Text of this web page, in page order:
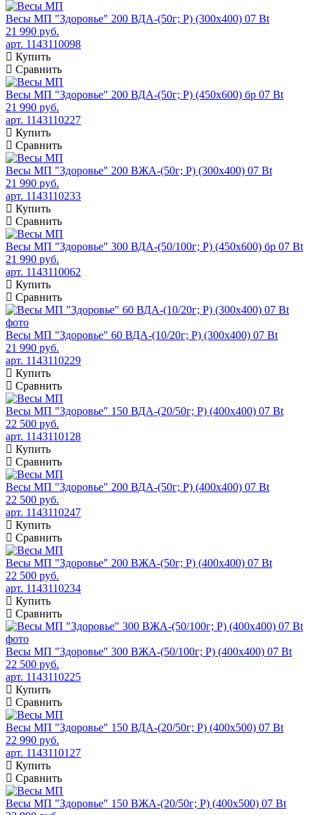
Весы МП "Здоровье" 200 ВДА-(50г; Р) (300х400) 07 Bt
21 990 руб.
арт. 1143110098
Купить
Сравнить
Весы МП "Здоровье" 200 ВДА-(50г; Р) (450х600) бр 07 Bt
21 990 руб.
арт. 1143110227
Купить
Сравнить
Весы МП "Здоровье" 200 ВЖА-(50г; Р) (300х400) 07 Bt
21 990 руб.
арт. 1143110233
Купить
Сравнить
Весы МП "Здоровье" 300 ВДА-(50/100г; Р) (450х600) бр 07 Bt
21 990 руб.
арт. 1143110062
Купить
Сравнить
Весы МП "Здоровье" 60 ВДА-(10/20г; Р) (300х400) 07 Bt
21 990 руб.
арт. 1143110229
Купить
Сравнить
Весы МП "Здоровье" 150 ВДА-(20/50г; Р) (400х400) 07 Bt
22 500 руб.
арт. 1143110128
Купить
Сравнить
Весы МП "Здоровье" 200 ВДА-(50г; Р) (400х400) 07 Bt
22 500 руб.
арт. 1143110247
Купить
Сравнить
Весы МП "Здоровье" 200 ВЖА-(50г; Р) (400х400) 07 Bt
22 500 руб.
арт. 1143110234
Купить
Сравнить
Весы МП "Здоровье" 300 ВЖА-(50/100г; Р) (400х400) 07 Bt
22 500 руб.
арт. 1143110225
Купить
Сравнить
Весы МП "Здоровье" 150 ВДА-(20/50г; Р) (400х500) 07 Bt
22 990 руб.
арт. 1143110127
Купить
Сравнить
Весы МП "Здоровье" 150 ВЖА-(20/50г; Р) (400х500) 07 Bt